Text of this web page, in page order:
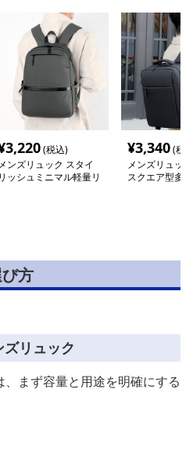
3,220(税込)
メンズリュック スタイ
リッシュミニマル軽量リ
¥3,340(税
メンズリュッ
スクエア型多
方
リュック
まず容量と用途を明確にする